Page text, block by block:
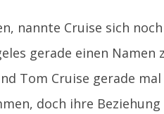
nannte Cruise sich
gerade einen Namen
Tom Cruise gerade mal
doch ihre